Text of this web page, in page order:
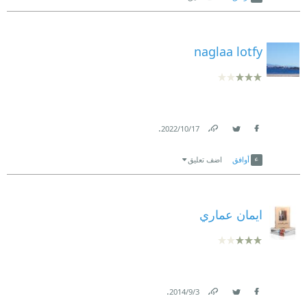
naglaa lotfy
17‏/10‏/2022
.
أوافق اضف تعليق
ايمان عماري
3‏/9‏/2014
.